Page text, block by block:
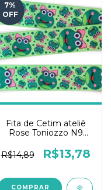
7%
OFF
Fita de Cetim ateliê
Rose Toniozzo N9
R$14,89
R$13,78